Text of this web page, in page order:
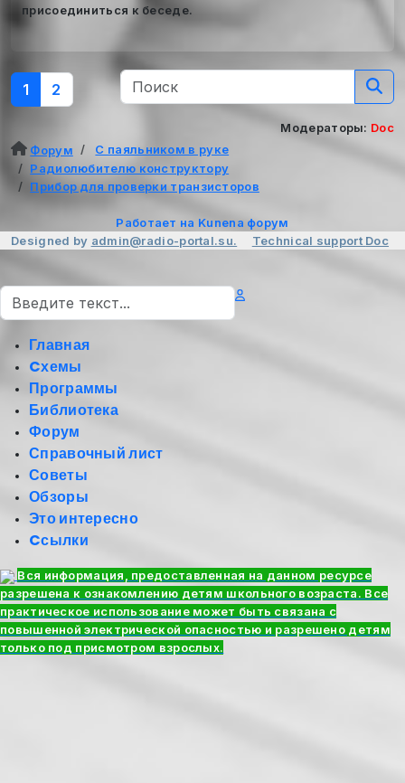
присоединиться к беседе.
1 2
Модераторы: Doc
Форум
С паяльником в руке
Радиолюбителю конструктору
Прибор для проверки транзисторов
Работает на Kunena форум
Designed by admin@radio-portal.su. Technical support Doc
Поиск
Главная
Cхемы
Программы
Библиотека
Форум
Справочный лист
Советы
Обзоры
Это интересно
Cсылки
Вся информация, предоставленная на данном ресурсе
разрешена к ознакомлению детям школьного возраста. Все
практическое использование может быть связана с
повышенной электрической опасностью и разрешено детям
только под присмотром взрослых.